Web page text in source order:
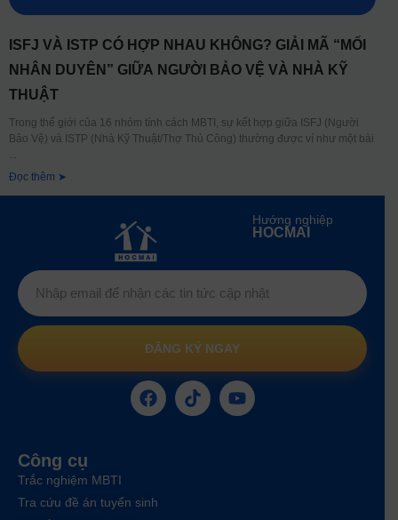
ISFJ VÀ ISTP CÓ HỢP NHAU KHÔNG? GIẢI MÃ “MỐI
NHÂN DUYÊN” GIỮA NGƯỜI BẢO VỆ VÀ NHÀ KỸ
THUẬT
Trong thế giới của 16 nhóm tính cách MBTI, sự kết hợp giữa ISFJ (Người
Bảo Vệ) và ISTP (Nhà Kỹ Thuật/Thợ Thủ Công) thường được ví như một bài
Đọc thêm ➤
Hướng nghiệp
HOCMAI
ĐĂNG KÝ NGAY
Công cụ
Trắc nghiệm MBTI
Tra cứu đề án tuyển sinh